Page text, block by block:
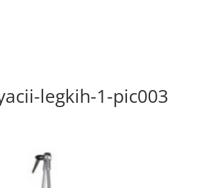
legkih-1-pic003